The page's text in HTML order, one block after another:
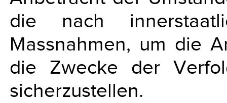
die nach
Massnahmen, um die
die Zwecke der
sicherzustellen.